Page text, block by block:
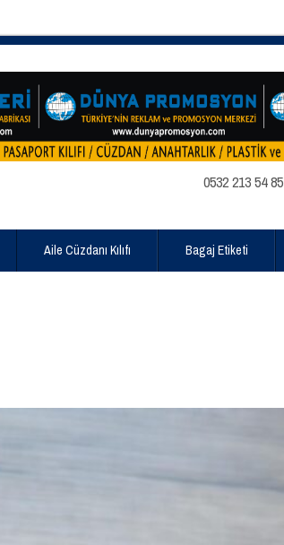
0532 213 54 85
Aile Cüzdanı Kılıfı Bagaj Etiketi